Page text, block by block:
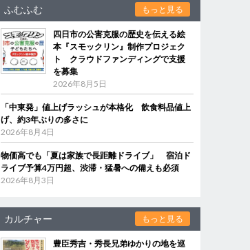
ふむふむ もっと見る
四日市の公害克服の歴史を伝える絵
本『スモックリン』制作プロジェク
ト クラウドファンディングで支援
を募集
2026年8月5日
「中東発」値上げラッシュが本格化 飲食料品値上
げ、約3年ぶりの多さに
2026年8月4日
物価高でも「夏は家族で長距離ドライブ」 宿泊ド
ライブ予算4万円超、渋滞・猛暑への備えも必須
2026年8月3日
カルチャー もっと見る
豊臣秀吉・秀長兄弟ゆかりの地を巡